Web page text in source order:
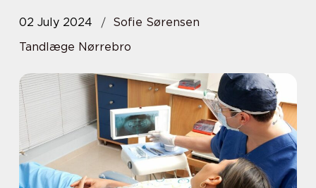
02 July 2024
Sofie Sørensen
Tandlæge Nørrebro